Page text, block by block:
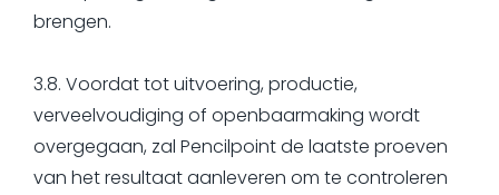
brengen.
3.8. Voordat tot uitvoering, productie,
verveelvoudiging of openbaarmaking wordt
overgegaan, zal Pencilpoint de laatste proeven
van het resultaat aanleveren om te controleren